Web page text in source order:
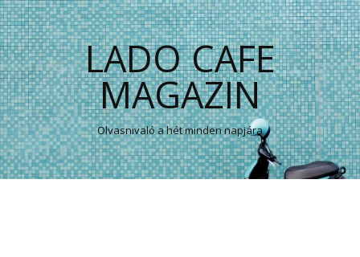
LADO CAFE
MAGAZIN
Olvasnivaló a hét minden napjára